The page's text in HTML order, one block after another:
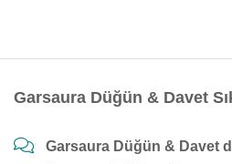
Garsaura Düğün & Davet
Garsaura Düğün & Davet